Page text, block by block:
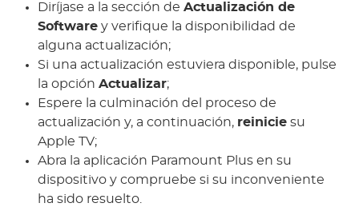
Diríjase a la sección deActualización de
Software y verifique la disponibilidad de
alguna actualización;
Si una actualización estuviera disponible, pulse
la opciónActualizar;
Espere la culminación del proceso de
actualización y, a continuación, reinicie su
Apple TV;
Abra la aplicación Paramount Plus en su
dispositivo y compruebe si su inconveniente
ha sido resuelto.